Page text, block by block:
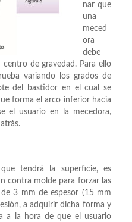
nar que
una
meced
ora
debe
de gravedad. Para ello
variando los grados de
del bastidor en el cual se
forma el arco inferior hacia
el usuario en la mecedora,
tendrá la superficie, es
contra molde para forzar las
3 mm de espesor (15 mm
a adquirir dicha forma y
a la hora de que el usuario